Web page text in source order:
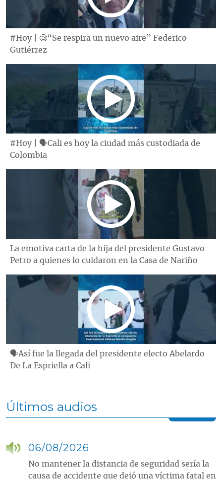
#Hoy | 🧐“Se respira un nuevo aire” Federico
Gutiérrez
#Hoy | 🗣Cali es hoy la ciudad más custodiada de
Colombia
La emotiva carta de la hija del presidente Gustavo
Petro a quienes lo cuidaron en la Casa de Nariño
🗣Así fue la llegada del presidente electo Abelardo
De La Espriella a Cali
Últimos audios
06/08/2026
No mantener la distancia de seguridad sería la
causa de accidente que dejó una víctima fatal en